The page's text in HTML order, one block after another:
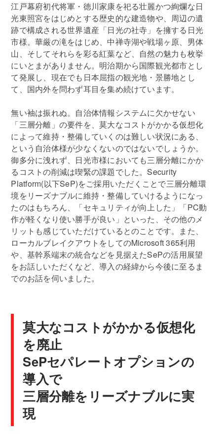
江戸幕府初代将軍・徳川家康を祀る壮麗かつ絢爛な日
光東照宮をはじめとする歴史的な建造物や、周辺の遺
跡で構成される世界遺産「日光の社寺」を擁する日光
市様。華厳の滝をはじめ、中禅寺湖や戦場ヶ原、男体
山、そしてそれらを彩る紅葉など、自然の魅力も枚挙
にいとまがありません。明治期から国際観光都市とし
て発展し、現在でも日本屈指の観光地・景勝地とし
て、国内外を問わず耳目を集め続けています。
無い袖は振れぬ。自治体情報システムに欠かせない
「三層分離」の要件を、莫大なコストがかかる仮想化
によって維持・整備していくのは難しい状況にある、
という自治体様が少なくないのではないでしょうか。
御多分に洩れず、日光市様においても三層分離にかか
るコストの削減は喫緊の課題でした。Security
Platform(以下SeP)をご採用いただくことで三層分離環
境をリーズナブルに維持・整備していけるようになっ
たのはもちろん、「セキュリティが向上した」「PC動
作が軽くなり使い勝手が良い」といった、その他のメ
リットも感じていただけているとのことです。また、
ローカルブレイクアウトをしてのMicrosoft 365利用
や、基幹系端末の統合などを見据えたSePの活用展望
をお話しいただくなど、導入の経緯から今後に至るま
でのお話を伺いました。
莫大なコストがかかる仮想化
を廃止
SePセパレートオプションの
導入で
三層分離をリーズナブルに実
現